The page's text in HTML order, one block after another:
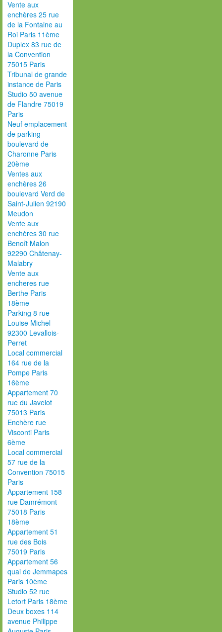
Vente aux
enchères 25 rue
de la Fontaine au
Roi Paris 11ème
Duplex 83 rue de
la Convention
75015 Paris
Tribunal de grande
instance de Paris
Studio 50 avenue
de Flandre 75019
Paris
Neuf emplacement
de parking
boulevard de
Charonne Paris
20ème
Ventes aux
enchères 26
boulevard Verd de
Saint-Julien 92190
Meudon
Vente aux
enchères 30 rue
Benoît Malon
92290 Châtenay-
Malabry
Vente aux
encheres rue
Berthe Paris
18ème
Parking 8 rue
Louise Michel
92300 Levallois-
Perret
Local commercial
164 rue de la
Pompe Paris
16ème
Appartement 70
rue du Javelot
75013 Paris
Enchère rue
Visconti Paris
6ème
Local commercial
57 rue de la
Convention 75015
Paris
Appartement 158
rue Damrémont
75018 Paris
18ème
Appartement 51
rue des Bois
75019 Paris
Appartement 56
quai de Jemmapes
Paris 10ème
Studio 52 rue
Letort Paris 18ème
Deux boxes 114
avenue Philippe